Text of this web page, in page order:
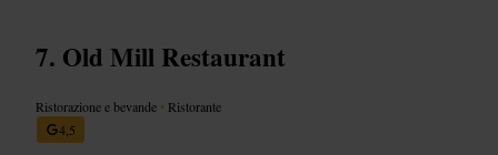
Old Mill Restaurant
Ristorazione e bevande • Ristorante
4,5